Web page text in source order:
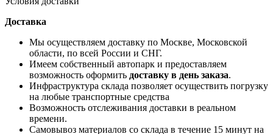
Доставка
Мы осуществляем доставку по Москве, Московской
области, по всей России и СНГ.
Имеем собственный автопарк и предоставляем
возможность оформить доставку в день заказа.
Инфраструктура склада позволяет осуществить погрузку
на любые транспортные средства
Возможность отслеживания доставки в реальном
времени.
Самовывоз материалов со склада в течение 15 минут на